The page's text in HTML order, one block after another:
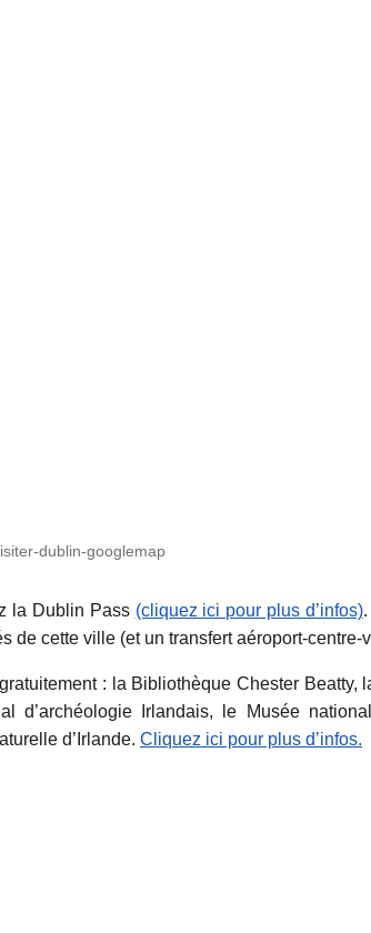
dublin-googlemap
la Dublin Pass (cliquez ici pour plus d’infos).
de cette ville (et un transfert aéroport-centre-
: la Bibliothèque Chester Beatty,
d’archéologie Irlandais, le Musée
d’Irlande. Cliquez ici pour plus d’infos.